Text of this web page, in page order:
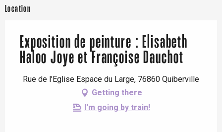
Location
Exposition de peinture : Elisabeth
Haloo Joye et Françoise Dauchot
Rue de l'Eglise Espace du Large, 76860 Quiberville
Getting there
I'm going by train!